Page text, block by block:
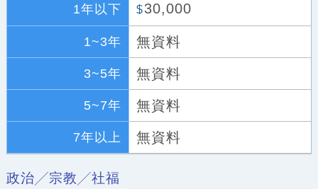
1年以下 $30,000
1~3年 無資料
3~5年 無資料
5~7年 無資料
7年以上 無資料
政治╱宗教╱社福